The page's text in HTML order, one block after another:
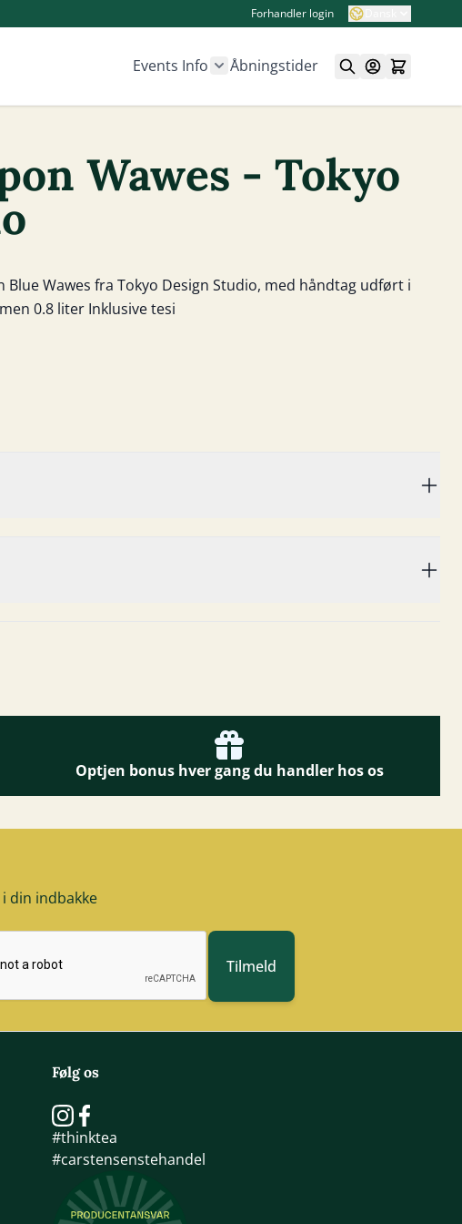
Forhandler login
Events Info
Åbningstider
Wawes - Tokyo
Wawes fra Tokyo Design Studio, med håndtag udført i
0.8 liter Inklusive tesi
Optjen bonus hver gang du handler hos os
din indbakke
Tilmeld
Følg os
#thinktea
#carstensenstehandel